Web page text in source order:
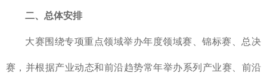
二、总体安排
大赛围绕专项重点领域举办年度领域赛、锦标赛、总决
赛，并根据产业动态和前沿趋势常年举办系列产业赛、前沿